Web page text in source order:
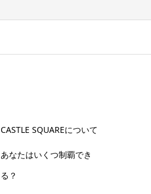
CASTLE SQUAREについて
あなたはいくつ制覇でき
る？